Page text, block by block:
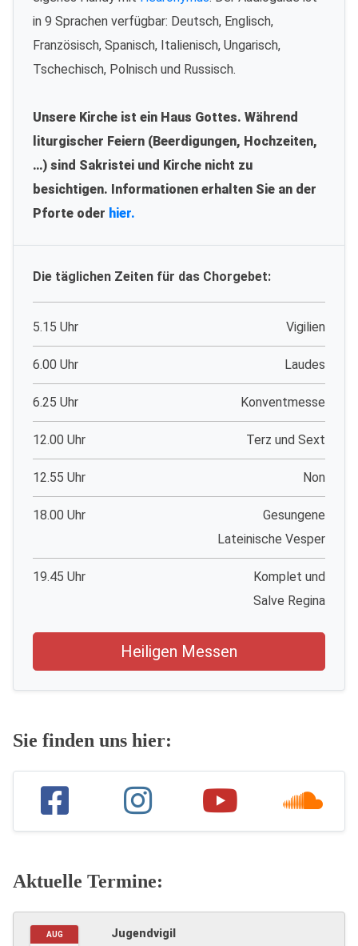
in 9 Sprachen verfügbar: Deutsch, Englisch,
Französisch, Spanisch, Italienisch, Ungarisch,
Tschechisch, Polnisch und Russisch.
Unsere Kirche ist ein Haus Gottes. Während
liturgischer Feiern (Beerdigungen, Hochzeiten,
…) sind Sakristei und Kirche nicht zu
besichtigen. Informationen erhalten Sie an der
Pforte oder hier.
Die täglichen Zeiten für das Chorgebet:
5.15 Uhr Vigilien
6.00 Uhr Laudes
6.25 Uhr Konventmesse
12.00 Uhr Terz und Sext
12.55 Uhr Non
18.00 Uhr
Gesungene
Lateinische Vesper
19.45 Uhr
Komplet und
Salve Regina
Heiligen Messen
Sie finden uns hier:
Aktuelle Termine:
AUG
Jugendvigil